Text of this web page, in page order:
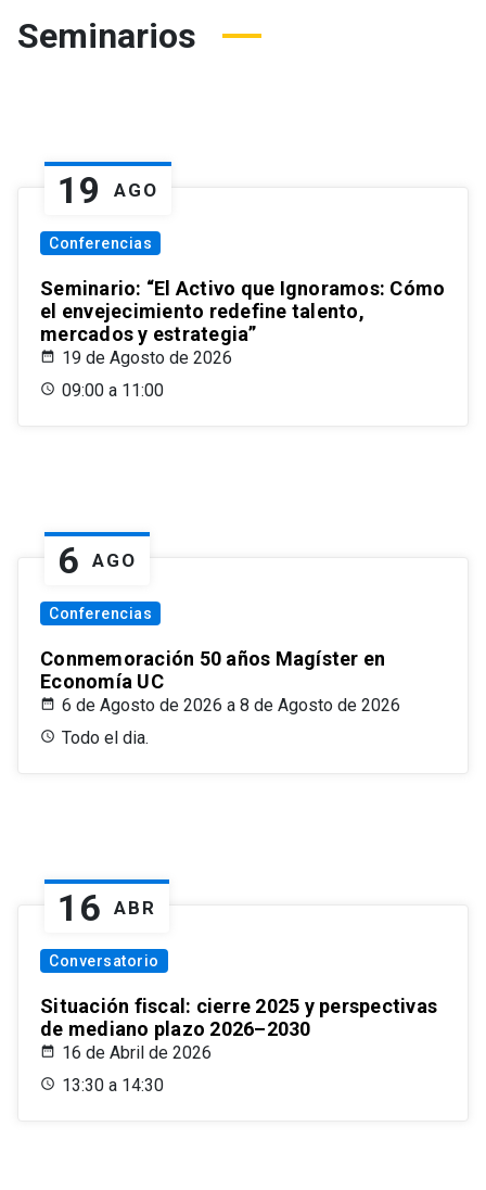
Seminarios
19 AGO
Conferencias
Seminario: “El Activo que Ignoramos: Cómo
el envejecimiento redefine talento,
mercados y estrategia”
19 de Agosto de 2026
09:00 a 11:00
6 AGO
Conferencias
Conmemoración 50 años Magíster en
Economía UC
6 de Agosto de 2026 a 8 de Agosto de 2026
Todo el dia.
16 ABR
Conversatorio
Situación fiscal: cierre 2025 y perspectivas
de mediano plazo 2026–2030
16 de Abril de 2026
13:30 a 14:30